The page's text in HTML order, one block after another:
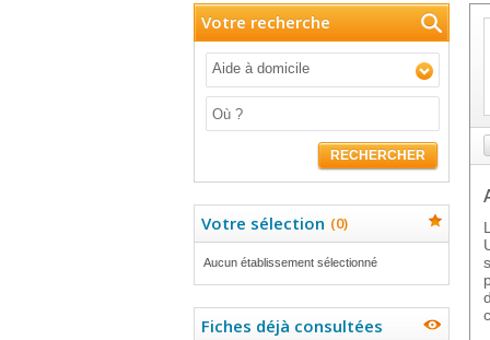
Votre recherche
Aide à domicile
RECHERCHER
Votre sélection (0)
Aucun établissement sélectionné
Fiches déjà consultées